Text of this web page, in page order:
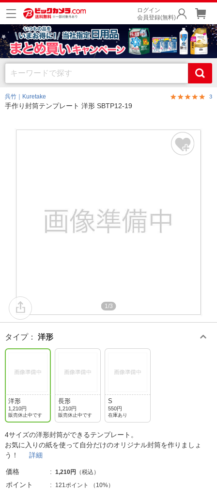
ログイン
会員登録(無料)
呉竹｜Kuretake 3
手作り封筒テンプレート 洋形 SBTP12-19
1/3
タイプ： 洋形
洋形
1,210円
販売休止中です
長形
1,210円
販売休止中です
S
550円
在庫あり
4サイズの洋形封筒ができるテンプレート。
お気に入りの紙を使って自分だけのオリジナル封筒を作りましょ
う！ 詳細
価格 1,210円 （税込）
ポイント 121ポイント （ 10%）